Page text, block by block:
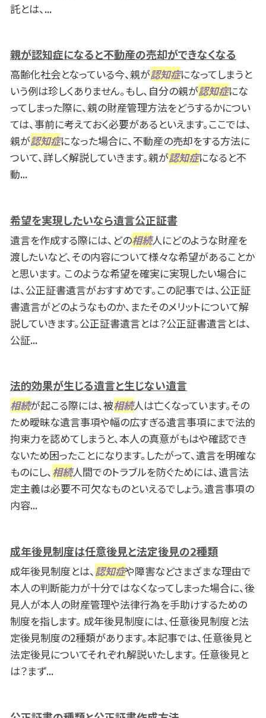
託とは、...
親が認知症になると不動産の売却ができなくなる
高齢化社会となっている今、親が認知症になってしまうと
いう例は珍しくありません。もし、自分の親が認知症にな
ってしまった際に、親の財産管理方法をどうするかについ
ては、事前に考えておく必要があるといえます。ここでは、
親が認知症になった場合に、不動産の売却をする方法に
ついて、詳しく解説していきます。親が認知症になると不
動...
希望を実現したいなら遺言公正証書
遺言を作成する際には、どの相続人にどのような財産を
渡したいなど、その内容について様々な希望があることか
と思います。 このような希望を確実に実現したい場合に
は、公正証書遺言がおすすめです。この記事では、公正証
書遺言がどのようなものか、またそのメリットについて解
説していきます。公正証書遺言とは？公正証書遺言とは、
公証...
法的効果が生じる遺言と生じない遺言
相続が起こる際には、被相続人は亡くなっています。その
ため曖昧な遺言事項や幅の広すぎる遺言事項にまで法的
拘束力を認めてしまうと、本人の真意がもはや確認でき
ないため困ったことになります。したがって、遺言を明確な
ものにし、相続人間でのトラブルを防ぐためには、遺言法
定主義は必要不可欠なものといえるでしょう。遺言事項の
内容...
成年後見制度は任意後見と法定後見の2種類
成年後見制度とは、 認知症や障害などさまざまな理由で
本人の判断能力が十分ではなくなってしまった場合に、後
見人が本人の財産管理や法律行為を手助けするための
制度を指します。 成年後見制度には、任意後見制度と法
定後見制度の2種類があります。本記事では、任意後見と
法定後見についてそれぞれ解説いたします。 任意後見と
は？まず...